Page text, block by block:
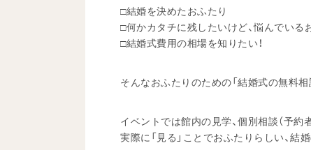
□結婚を決めたおふたり
□何かカタチに残したいけど、悩んでいる
□結婚式費用の相場を知りたい！
そんなおふたりのための「結婚式の無料相
イベントでは館内の見学、個別相談（予約
実際に「見る」ことでおふたりらしい、結